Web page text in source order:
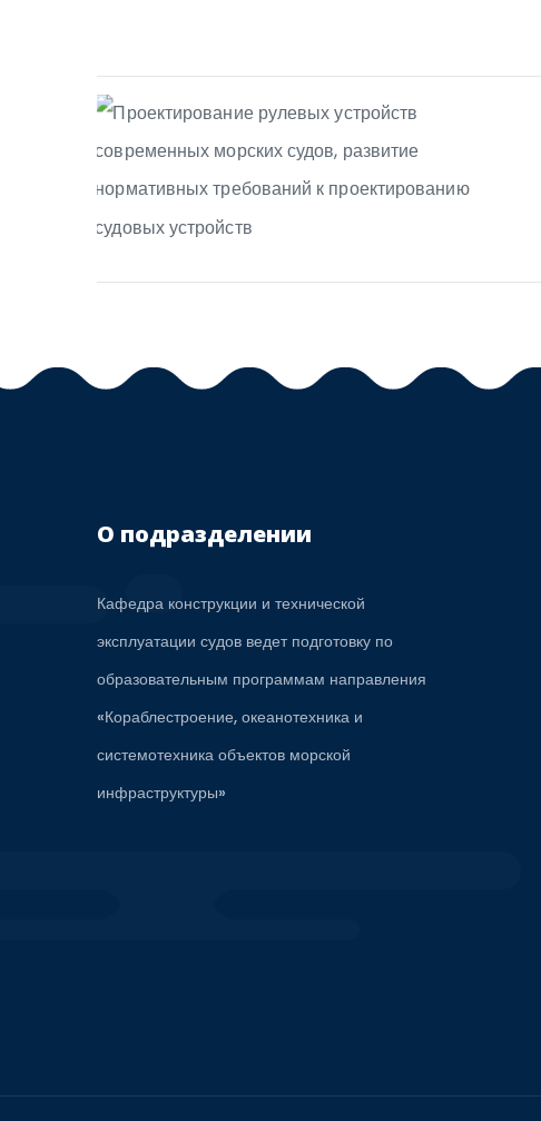
О подразделении
Кафедра конструкции и технической
эксплуатации судов ведет подготовку по
образовательным программам направления
«Кораблестроение, океанотехника и
системотехника объектов морской
инфраструктуры»